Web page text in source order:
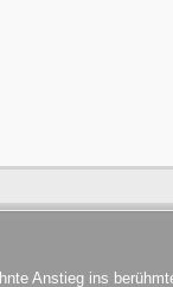
Anstieg ins